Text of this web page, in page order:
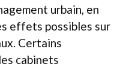
urbain, en
effets possibles sur
Certains
cabinets